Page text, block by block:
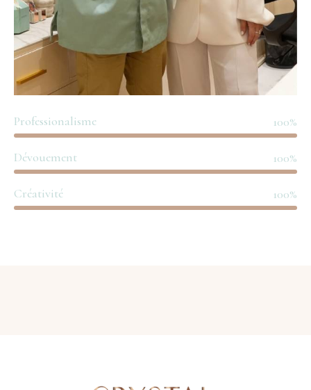
Professionalisme 100%
Dévouement 100%
Créativité 100%